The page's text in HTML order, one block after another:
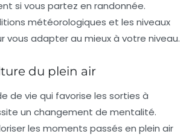
si vous partez en randonnée.
météorologiques et les niveaux
vous adapter au mieux à votre niveau.
du plein air
de vie qui favorise les sorties à
un changement de mentalité.
les moments passés en plein air